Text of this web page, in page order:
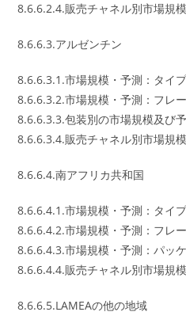
8.6.6.2.4.販売チャネル別市場規
8.6.6.3.アルゼンチン
8.6.6.3.1.市場規模・予測：タイ
8.6.6.3.2.市場規模・予測：フレ
8.6.6.3.3.包装別の市場規模及び
8.6.6.3.4.販売チャネル別市場規
8.6.6.4.南アフリカ共和国
8.6.6.4.1.市場規模・予測：タイ
8.6.6.4.2.市場規模・予測：フレ
8.6.6.4.3.市場規模・予測：パッ
8.6.6.4.4.販売チャネル別市場規
8.6.6.5.LAMEAの他の地域